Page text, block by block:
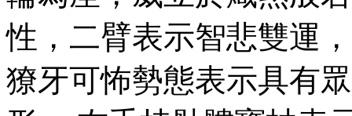
性，二臂表示智悲雙運
獠牙可怖勢態表示具有